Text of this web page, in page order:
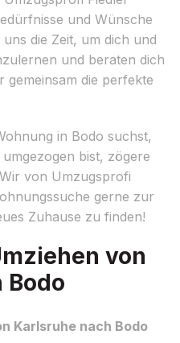
und Wünsche
die Zeit, um dich und
und beraten dich
gemeinsam die perfekte
in Bodo suchst,
bist, zögere
von Umzugsprofi
gerne zur
Zuhause zu finden!
von
Bodo
Karlsruhe nach Bodo